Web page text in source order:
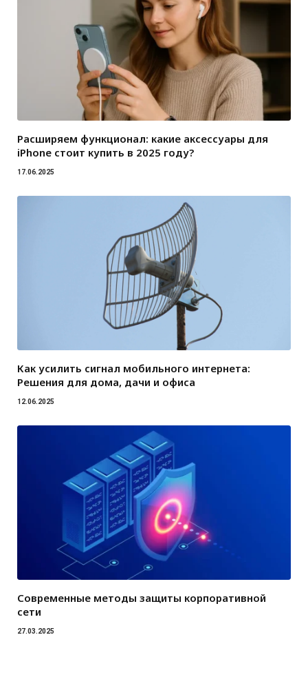
Расширяем функционал: какие аксессуары для
iPhone стоит купить в 2025 году?
17.06.2025
Как усилить сигнал мобильного интернета:
Решения для дома, дачи и офиса
12.06.2025
Современные методы защиты корпоративной
сети
27.03.2025